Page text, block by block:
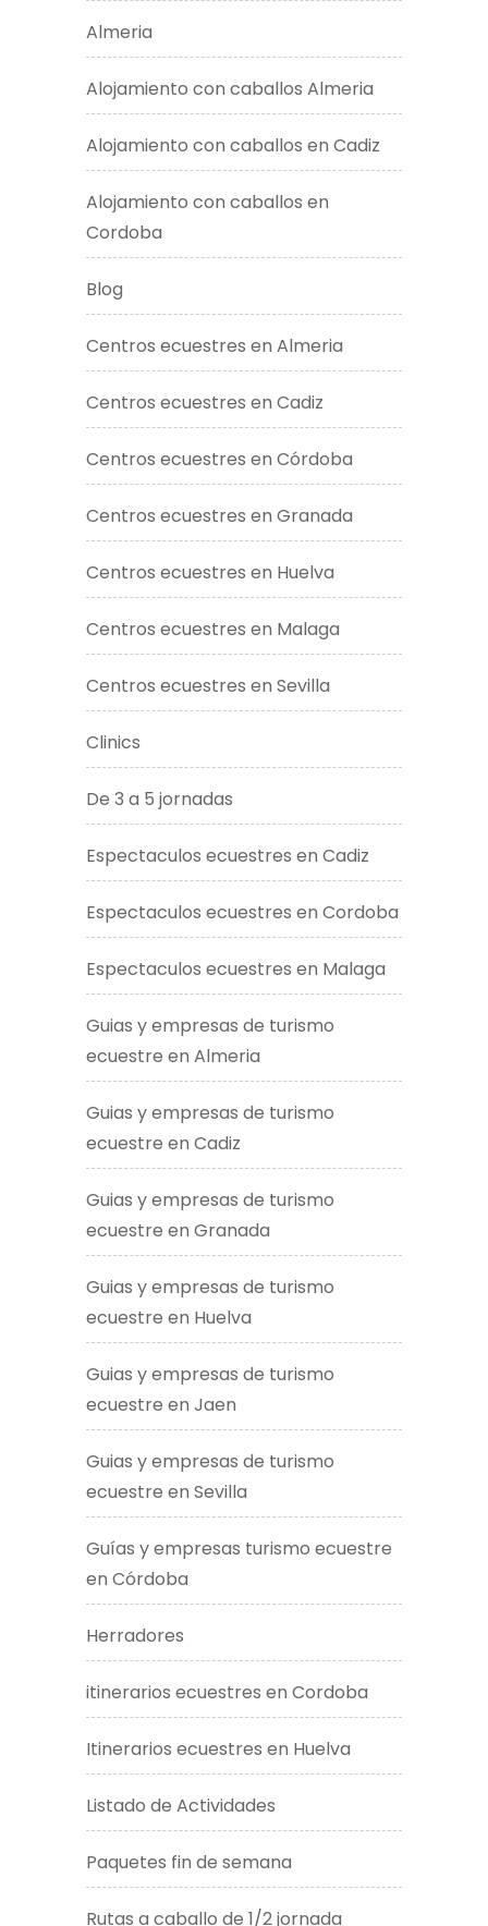
Almeria
Alojamiento con caballos Almeria
Alojamiento con caballos en Cadiz
Alojamiento con caballos en
Cordoba
Blog
Centros ecuestres en Almeria
Centros ecuestres en Cadiz
Centros ecuestres en Córdoba
Centros ecuestres en Granada
Centros ecuestres en Huelva
Centros ecuestres en Malaga
Centros ecuestres en Sevilla
Clinics
De 3 a 5 jornadas
Espectaculos ecuestres en Cadiz
Espectaculos ecuestres en Cordoba
Espectaculos ecuestres en Malaga
Guias y empresas de turismo
ecuestre en Almeria
Guias y empresas de turismo
ecuestre en Cadiz
Guias y empresas de turismo
ecuestre en Granada
Guias y empresas de turismo
ecuestre en Huelva
Guias y empresas de turismo
ecuestre en Jaen
Guias y empresas de turismo
ecuestre en Sevilla
Guías y empresas turismo ecuestre
en Córdoba
Herradores
itinerarios ecuestres en Cordoba
Itinerarios ecuestres en Huelva
Listado de Actividades
Paquetes fin de semana
Rutas a caballo de 1/2 jornada